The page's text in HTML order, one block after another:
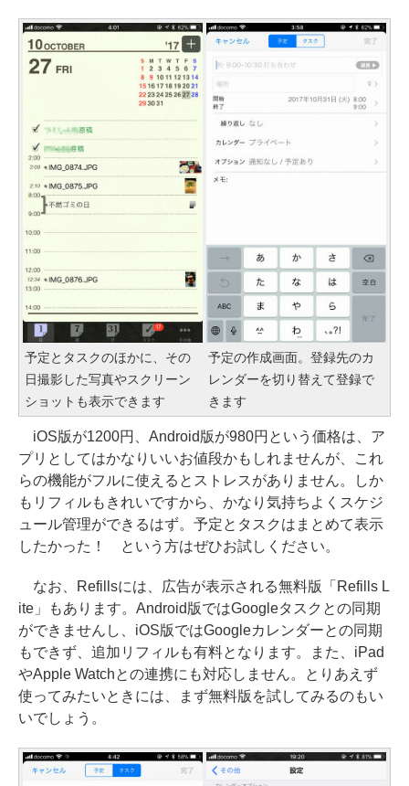
予定とタスクのほかに、その
日撮影した写真やスクリーン
ショットも表示できます
予定の作成画面。登録先のカ
レンダーを切り替えて登録で
きます
iOS版が1200円、Android版が980円という価格は、ア
プリとしてはかなりいいお値段かもしれませんが、これ
らの機能がフルに使えるとストレスがありません。しか
もリフィルもきれいですから、かなり気持ちよくスケジ
ュール管理ができるはず。予定とタスクはまとめて表示
したかった！ という方はぜひお試しください。
なお、Refillsには、広告が表示される無料版「Refills L
ite」もあります。Android版ではGoogleタスクとの同期
ができませんし、iOS版ではGoogleカレンダーとの同期
もできず、追加リフィルも有料となります。また、iPad
やApple Watchとの連携にも対応しません。とりあえず
使ってみたいときには、まず無料版を試してみるのもい
いでしょう。